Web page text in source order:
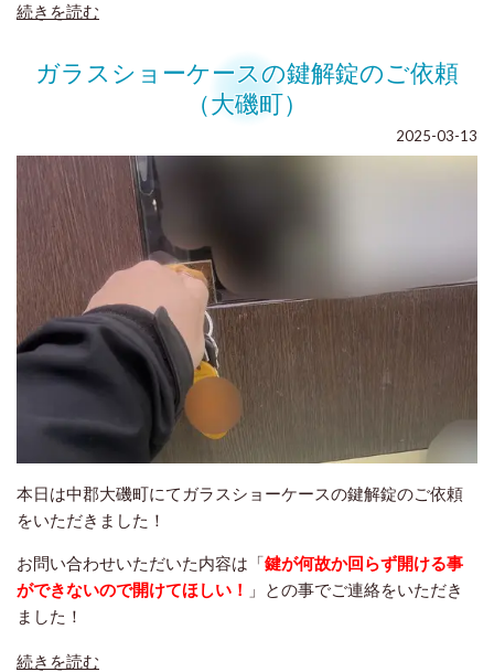
続きを読む
ガラスショーケースの鍵解錠のご依頼
（大磯町）
2025-03-13
本日は中郡大磯町にてガラスショーケースの鍵解錠のご依頼
をいただきました！
お問い合わせいただいた内容は「鍵が何故か回らず開ける事
ができないので開けてほしい！
」との事でご連絡をいただき
ました！
続きを読む